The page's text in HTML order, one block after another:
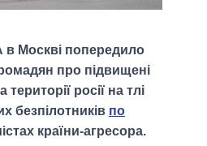
Москві попередило
про підвищені
росії на тлі
безпілотників по
країни-агресора.